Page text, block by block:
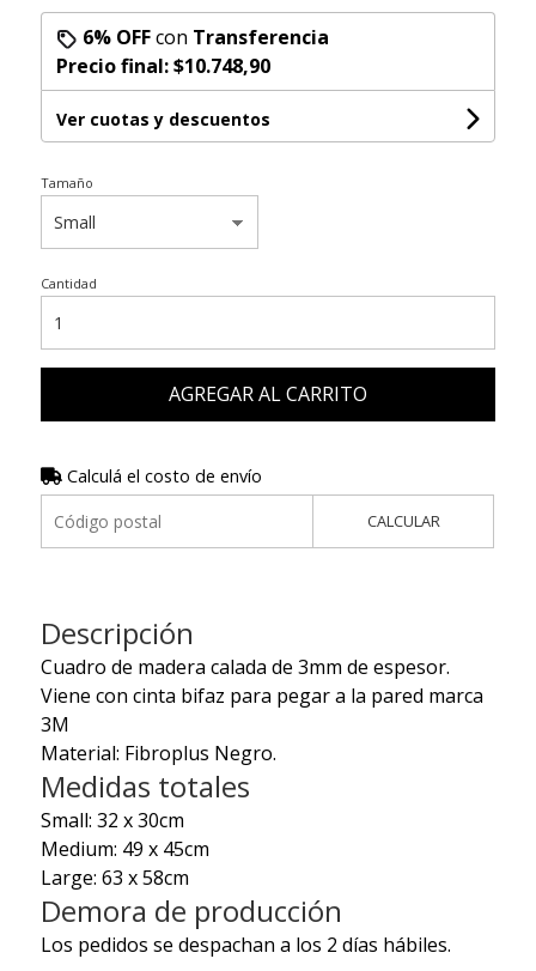
6% OFFcon Transferencia
Precio final:$10.748,90
Ver cuotas y descuentos
Tamaño
Cantidad
AGREGAR AL CARRITO
Calculá el costo de envío
CALCULAR
Descripción
Cuadro de madera calada de 3mm de espesor.
Viene con cinta bifaz para pegar a la pared marca
3M
Material: Fibroplus Negro.
Medidas totales
Small: 32 x 30cm
Medium: 49 x 45cm
Large: 63 x 58cm
Demora de producción
Los pedidos se despachan a los 2 días hábiles.